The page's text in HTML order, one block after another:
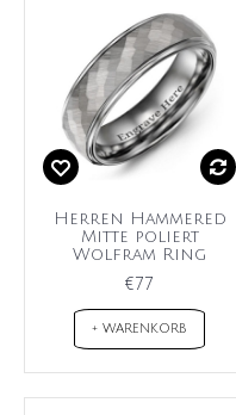
Herren Hammered
Mitte poliert
Wolfram Ring
€77
+ WARENKORB